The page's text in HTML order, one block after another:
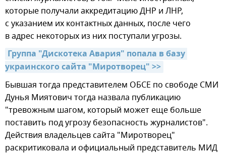
которые получали аккредитацию ДНР и ЛНР,
с указанием их контактных данных, после чего
в адрес некоторых из них поступали угрозы.
Группа "Дискотека Авария" попала в базу
украинского сайта "Миротворец" >>
Бывшая тогда представителем ОБСЕ по свободе СМИ
Дунья Миятович тогда назвала публикацию
"тревожным шагом, который может еще больше
поставить под угрозу безопасность журналистов".
Действия владельцев сайта "Миротворец"
раскритиковала и официальный представитель МИД